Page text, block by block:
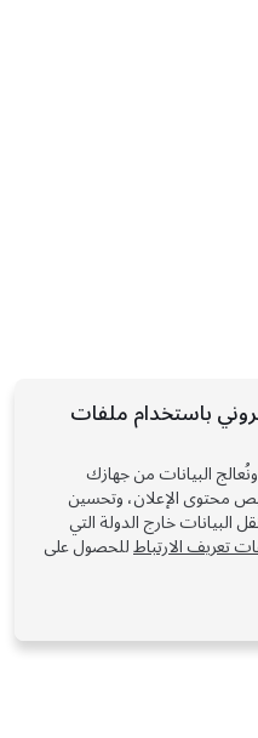
باستخدام ملفات
البيانات من جهازك
محتوى الإعلان، وتحسين
خارج الدولة التي
تعريف الارتباط للحصول على